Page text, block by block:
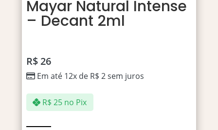
Mayar Natural Intense
– Decant 2ml
R$26
Em até 12x de R$ 2sem juros
R$ 25 no Pix